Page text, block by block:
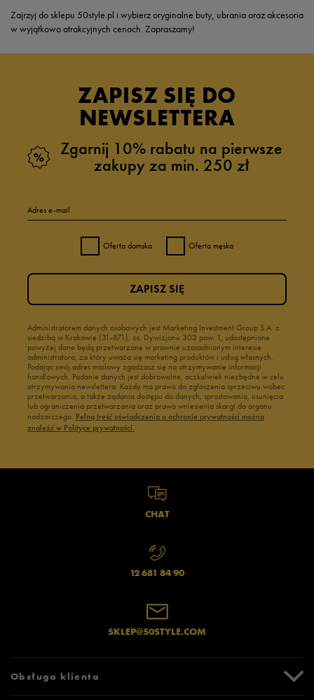
Zajrzyj do sklepu 50style.pl i wybierz oryginalne buty, ubrania oraz akcesoria
w wyjątkowo atrakcyjnych cenach. Zapraszamy!
ZAPISZ SIĘ DO
NEWSLETTERA
Zgarnij 10% rabatu na pierwsze
zakupy za min. 250 zł
Adres e-mail
Oferta damska Oferta męska
Administratorem danych osobowych jest Marketing Investment Group S.A. z
siedzibą w Krakowie (31-871), os. Dywizjonu 303 paw. 1, udostępnione
powyżej dane będą przetwarzane w prawnie uzasadnionym interesie
administratora, za który uważa się marketing produktów i usług własnych.
Podając swój adres mailowy zgadzasz się na otrzymywanie informacji
handlowych. Podanie danych jest dobrowolne, aczkolwiek niezbędne w celu
otrzymywania newslettera. Każdy ma prawo do zgłoszenia sprzeciwu wobec
przetwarzania, a także żądania dostępu do danych, sprostowania, usunięcia
lub ograniczenia przetwarzania oraz prawo wniesienia skargi do organu
nadzorczego. Pełną treść oświadczenia o ochronie prywatności można
znaleźć w Polityce prywatności.
ZAPISZ SIĘ
CHAT
12 681 84 90
SKLEP@50STYLE.COM
Obsługa klienta